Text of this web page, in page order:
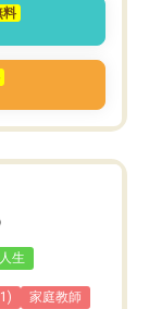
料
生
家庭教師